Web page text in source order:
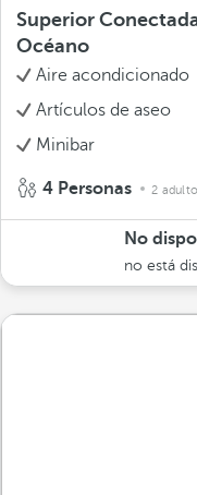
Superior
Océano
Aire acondicionado
Artículos de aseo
Minibar
4 Personas 2
No
no está